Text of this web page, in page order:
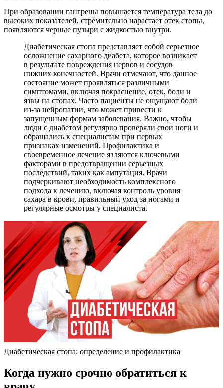
При образовании гангрены повышается температура тела до
высоких показателей, стремительно нарастает отек стопы,
появляются черные пузыри с жидкостью внутри.
Диабетическая стопа представляет собой серьезное
осложнение сахарного диабета, которое возникает
в результате повреждения нервов и сосудов
нижних конечностей. Врачи отмечают, что данное
состояние может проявляться различными
симптомами, включая покраснение, отек, боли и
язвы на стопах. Часто пациенты не ощущают боли
из-за нейропатии, что может привести к
запущенным формам заболевания. Важно, чтобы
люди с диабетом регулярно проверяли свои ноги и
обращались к специалистам при первых
признаках изменений. Профилактика и
своевременное лечение являются ключевыми
факторами в предотвращении серьезных
последствий, таких как ампутация. Врачи
подчеркивают необходимость комплексного
подхода к лечению, включая контроль уровня
сахара в крови, правильный уход за ногами и
регулярные осмотры у специалиста.
Диабетическая стопа: определение и профилактика
Когда нужно срочно обратиться к